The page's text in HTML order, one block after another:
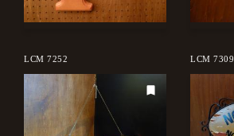
LCM 7252 LCM 7309